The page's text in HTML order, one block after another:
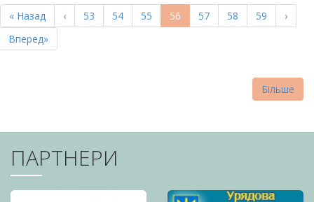
НА
СТОРІНКИ
Перша
сторінка
« Назад
Попередня
сторінка
‹ Page
53 Page
54 Page
55
Поточна
сторінка
56 Page
57 Page
58 Page
59
›
Остання
сторінка
Вперед»
Більше
ПАРТНЕРИ